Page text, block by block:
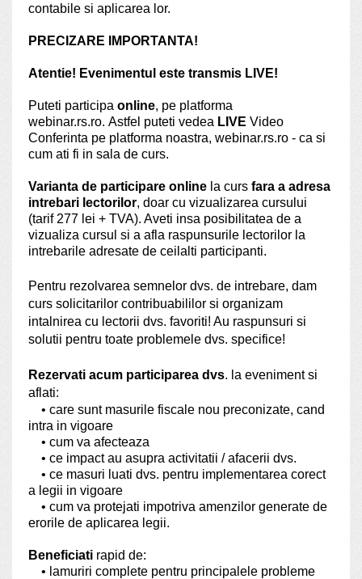
contabile si aplicarea lor.
PRECIZARE IMPORTANTA!
Atentie! Evenimentul este transmis LIVE!
Puteti participa online, pe platforma
webinar.rs.ro. Astfel puteti vedea LIVE Video
Conferinta pe platforma noastra, webinar.rs.ro - ca si
cum ati fi in sala de curs.
Varianta de participare online la curs fara a adresa
intrebari lectorilor, doar cu vizualizarea cursului
(tarif 277 lei + TVA). Aveti insa posibilitatea de a
vizualiza cursul si a afla raspunsurile lectorilor la
intrebarile adresate de ceilalti participanti.
Pentru rezolvarea semnelor dvs. de intrebare, dam
curs solicitarilor contribuabililor si organizam
intalnirea cu lectorii dvs. favoriti! Au raspunsuri si
solutii pentru toate problemele dvs. specifice!
Rezervati acum participarea dvs. la eveniment si
aflati:
• care sunt masurile fiscale nou preconizate, cand
intra in vigoare
• cum va afecteaza
• ce impact au asupra activitatii / afacerii dvs.
• ce masuri luati dvs. pentru implementarea corect
a legii in vigoare
• cum va protejati impotriva amenzilor generate de
erorile de aplicarea legii.
Beneficiati rapid de:
• lamuriri complete pentru principalele probleme